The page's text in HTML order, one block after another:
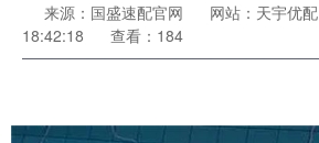
来源：国盛速配官网 网站：天宇优配
18:42:18
查看：184